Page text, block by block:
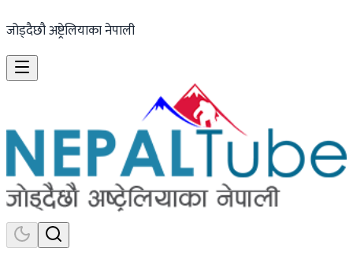
जोड्दैछौ अष्ट्रेलियाका नेपाली